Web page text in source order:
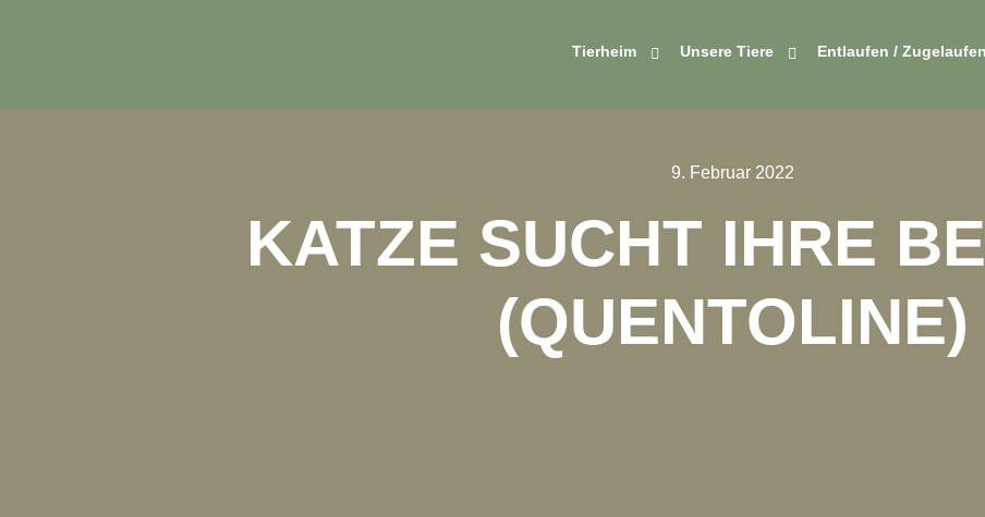
Tierheim Unsere Tiere Entlaufen / Zugelaufen
9. Februar 2022
KATZE SUCHT IHRE
(QUENTOLINE)